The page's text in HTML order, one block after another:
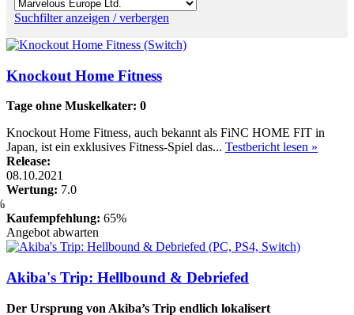
Suchfilter anzeigen / verbergen
Knockout Home Fitness
Tage ohne Muskelkater: 0
Knockout Home Fitness, auch bekannt als FiNC HOME FIT in
Japan, ist ein exklusives Fitness-Spiel das... Testbericht lesen »
Release:
08.10.2021
Wertung: 7.0
Kaufempfehlung: 65%
Angebot abwarten
Akiba's Trip: Hellbound & Debriefed
Der Ursprung von Akiba’s Trip endlich lokalisert